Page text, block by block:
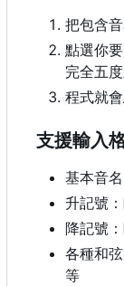
把包含
點選你
完全五度
程式就
支援輸入
基本音名
升記號：
降記號：
各種和弦
等